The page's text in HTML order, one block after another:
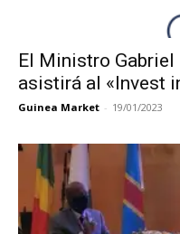
El Ministro
asistirá al «Invest
Guinea Market - 19/01/2023